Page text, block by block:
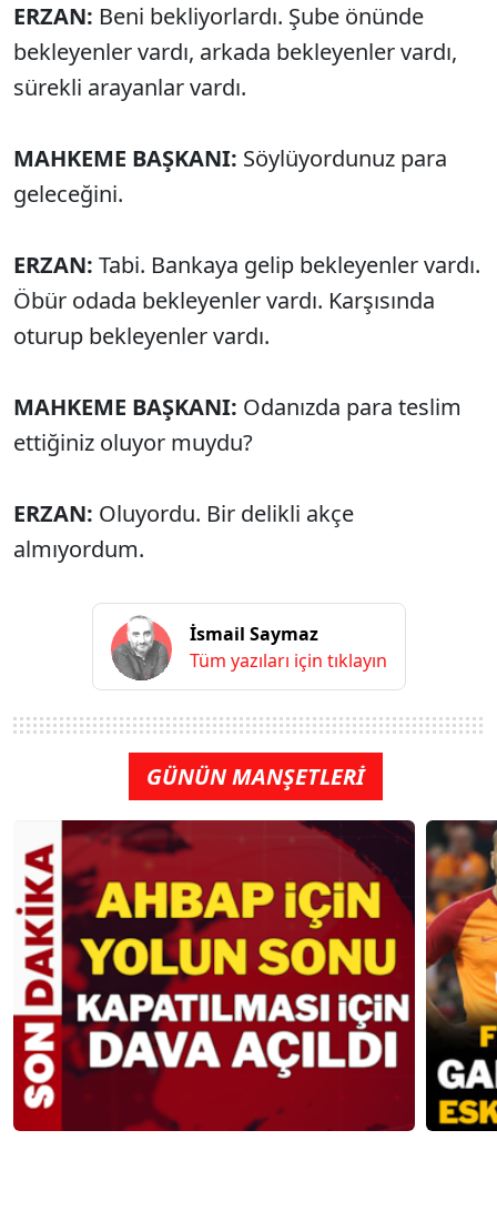
ERZAN: Beni bekliyorlardı. Şube önünde
bekleyenler vardı, arkada bekleyenler vardı,
sürekli arayanlar vardı.
MAHKEME BAŞKANI: Söylüyordunuz para
geleceğini.
ERZAN: Tabi. Bankaya gelip bekleyenler vardı.
Öbür odada bekleyenler vardı. Karşısında
oturup bekleyenler vardı.
MAHKEME BAŞKANI: Odanızda para teslim
ettiğiniz oluyor muydu?
ERZAN: Oluyordu. Bir delikli akçe
almıyordum.
İsmail Saymaz
Tüm yazıları için tıklayın
GÜNÜN MANŞETLERİ